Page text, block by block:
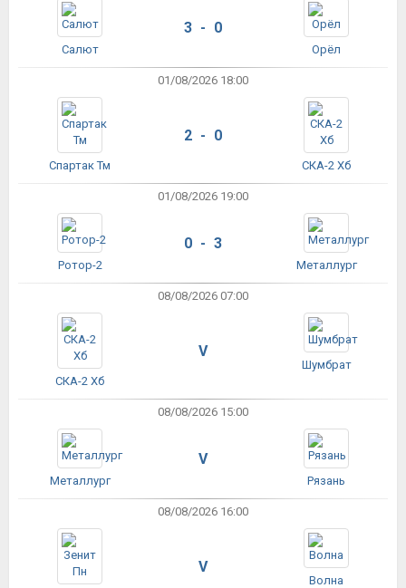
Салют
3 - 0
Орёл
01/08/2026 18:00
Спартак Тм
2 - 0
СКА-2 Хб
01/08/2026 19:00
Ротор-2
0 - 3
Металлург
08/08/2026 07:00
СКА-2 Хб
V
Шумбрат
08/08/2026 15:00
Металлург
V
Рязань
08/08/2026 16:00
V
Волна